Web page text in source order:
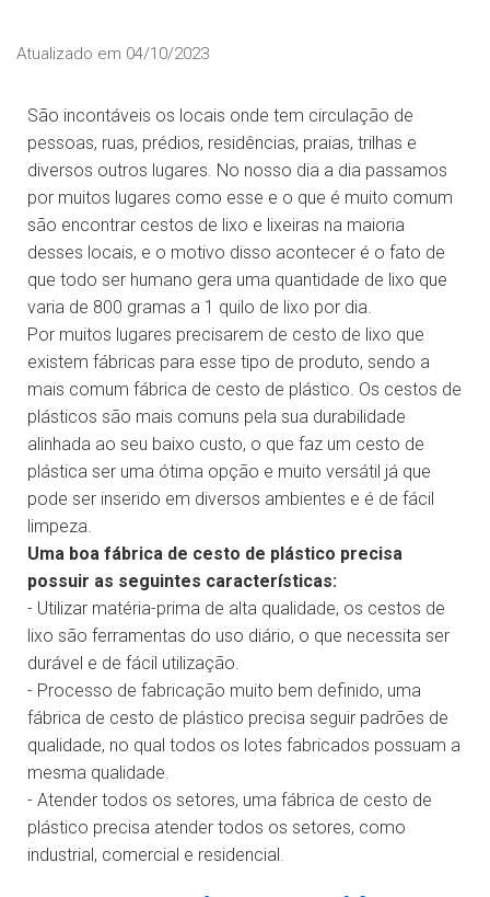
Atualizado em 04/10/2023
São incontáveis os locais onde tem circulação de
pessoas, ruas, prédios, residências, praias, trilhas e
diversos outros lugares. No nosso dia a dia passamos
por muitos lugares como esse e o que é muito comum
são encontrar cestos de lixo e lixeiras na maioria
desses locais, e o motivo disso acontecer é o fato de
que todo ser humano gera uma quantidade de lixo que
varia de 800 gramas a 1 quilo de lixo por dia.
Por muitos lugares precisarem de cesto de lixo que
existem fábricas para esse tipo de produto, sendo a
mais comum fábrica de cesto de plástico. Os cestos de
plásticos são mais comuns pela sua durabilidade
alinhada ao seu baixo custo, o que faz um cesto de
plástica ser uma ótima opção e muito versátil já que
pode ser inserido em diversos ambientes e é de fácil
limpeza.
Uma boa fábrica de cesto de plástico precisa
possuir as seguintes características:
- Utilizar matéria-prima de alta qualidade, os cestos de
lixo são ferramentas do uso diário, o que necessita ser
durável e de fácil utilização.
- Processo de fabricação muito bem definido, uma
fábrica de cesto de plástico precisa seguir padrões de
qualidade, no qual todos os lotes fabricados possuam a
mesma qualidade.
- Atender todos os setores, uma fábrica de cesto de
plástico precisa atender todos os setores, como
industrial, comercial e residencial.